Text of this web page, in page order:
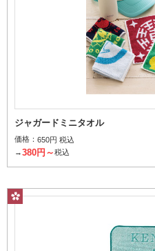
タオル表面にインクをのせてプリント
レリーフ（上げ落ち）
ジャガードミニタオル
価格： 650円 税込
→380円～税込